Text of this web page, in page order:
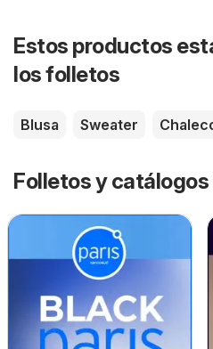
Estos productos
los folletos
Blusa Sweater
Folletos y